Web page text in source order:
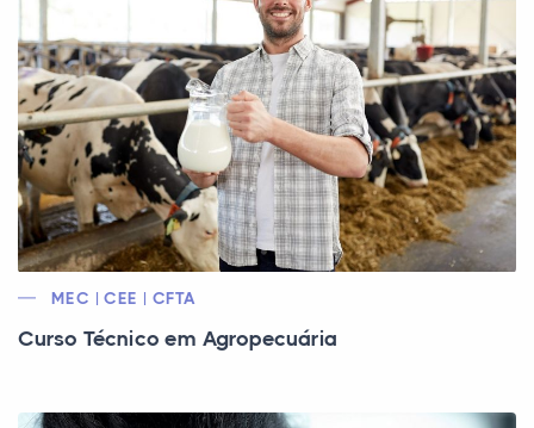
MEC | CEE | CFTA
Curso Técnico em Agropecuária